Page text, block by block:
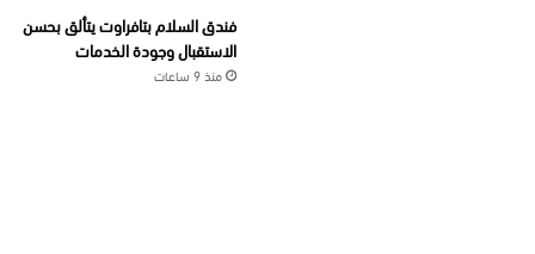
فندق السلام بتافراوت يتألق بحسن
الاستقبال وجودة الخدمات
منذ 9 ساعات